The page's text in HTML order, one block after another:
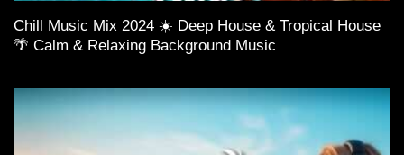
Chill Music Mix 2024 ☀️ Deep House & Tropical House
🌴 Calm & Relaxing Background Music